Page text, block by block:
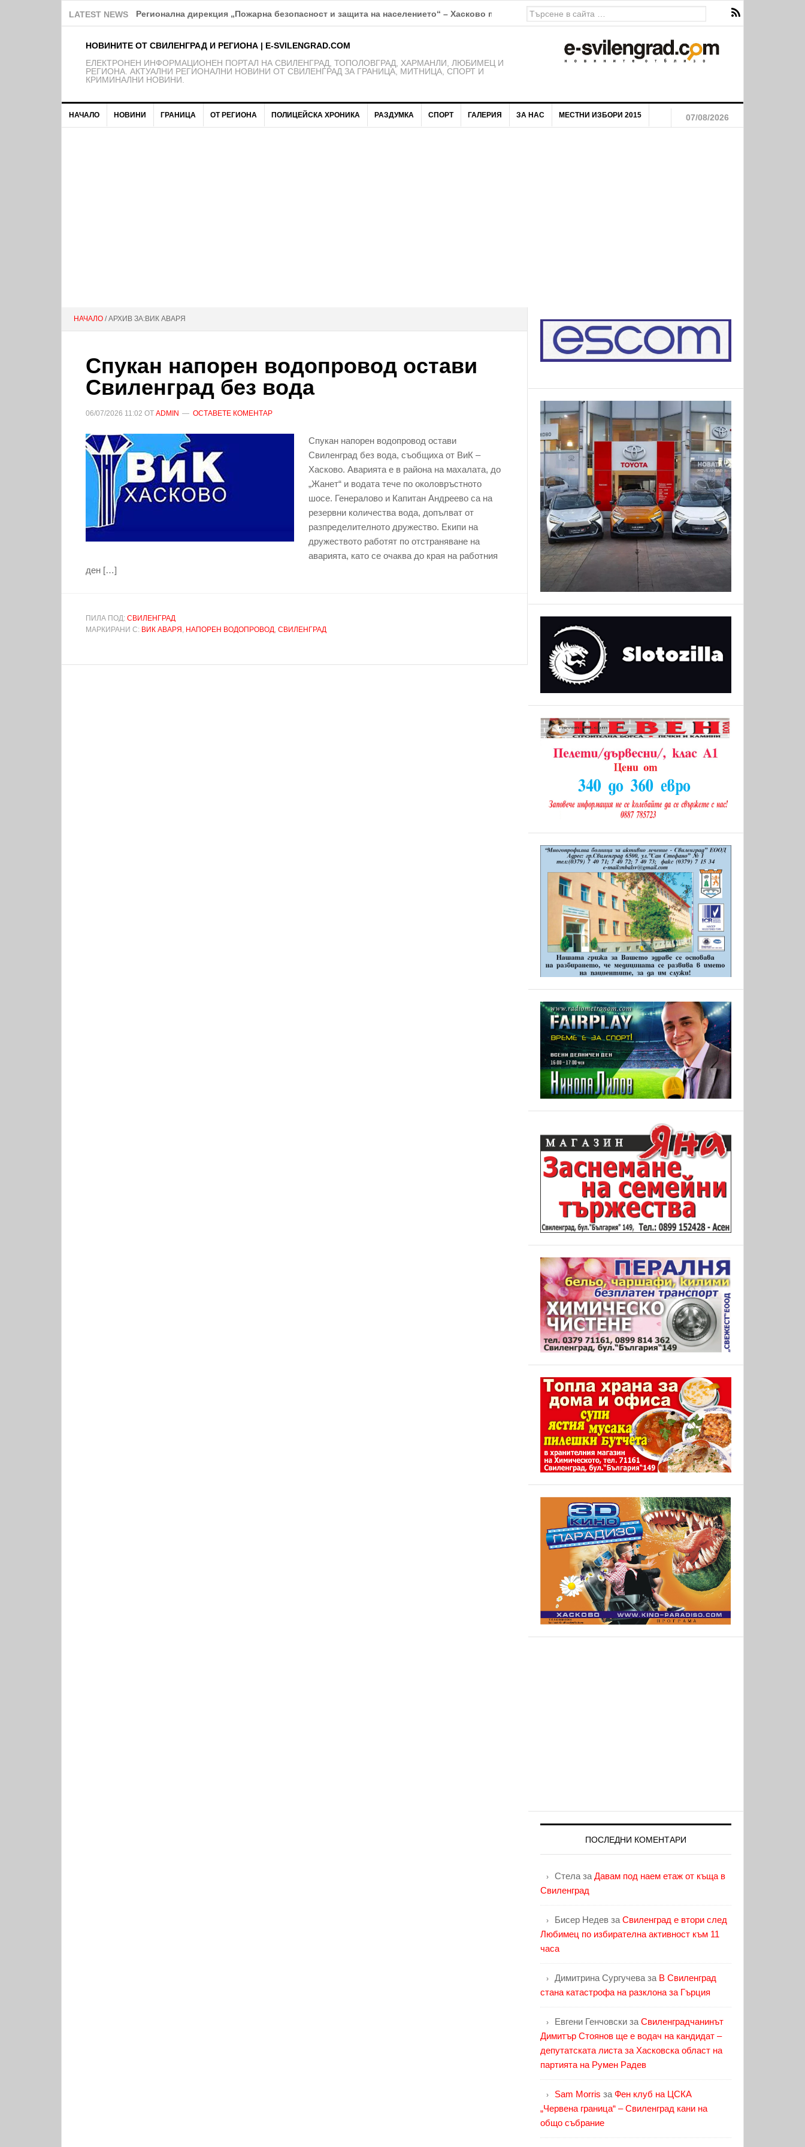
LATEST NEWS Регионална дирекция „Пожарна безопасност и защита на населението“ – Хасково предупреждава за екстремен риск от пожари
НОВИНИТЕ ОТ СВИЛЕНГРАД И РЕГИОНА | E-SVILENGRAD.COM
EЛЕКТРОНЕН ИНФОРМАЦИОНЕН ПОРТАЛ НА СВИЛЕНГРАД, ТОПОЛОВГРАД, ХАРМАНЛИ, ЛЮБИМЕЦ И
РЕГИОНА. АКТУАЛНИ РЕГИОНАЛНИ НОВИНИ ОТ СВИЛЕНГРАД ЗА ГРАНИЦА, МИТНИЦА, СПОРТ И
КРИМИНАЛНИ НОВИНИ.
НАЧАЛО НОВИНИ ГРАНИЦА ОТ РЕГИОНА ПОЛИЦЕЙСКА ХРОНИКА РАЗДУМКА СПОРТ ГАЛЕРИЯ ЗА НАС МЕСТНИ ИЗБОРИ 2015 07/08/2026
НАЧАЛО / АРХИВ ЗА:ВИК АВАРЯ
Спукан напорен водопровод остави
Свиленград без вода
06/07/2026 11:02 ОТ ADMIN ОСТАВЕТЕ КОМЕНТАР
Спукан напорен водопровод остави
Свиленград без вода, съобщиха от ВиК –
Хасково. Аварията е в района на махалата, до
„Жанет“ и водата тече по околовръстното
шосе. Генералово и Капитан Андреево са на
резервни количества вода, допълват от
разпределителното дружество. Екипи на
дружеството работят по отстраняване на
аварията, като се очаква до края на работния
ден […]
ПИЛА ПОД: СВИЛЕНГРАД
МАРКИРАНИ С: ВИК АВАРЯ , НАПОРЕН ВОДОПРОВОД, СВИЛЕНГРАД
ПОСЛЕДНИ КОМЕНТАРИ
Стела за Давам под наем етаж от къща в
Свиленград
Бисер Недев за Свиленград е втори след
Любимец по избирателна активност към 11
часа
Димитрина Сургучева за В Свиленград
стана катастрофа на разклона за Гърция
Евгени Генчовски за Свиленградчанинът
Димитър Стоянов ще е водач на кандидат –
депутатската листа за Хасковска област на
партията на Румен Радев
Sam Morris за Фен клуб на ЦСКА
„Червена граница“ – Свиленград кани на
общо събрание